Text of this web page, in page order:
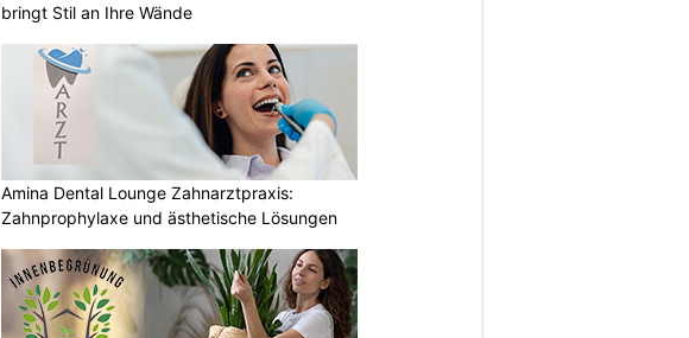
bringt Stil an Ihre Wände
Amina Dental Lounge Zahnarztpraxis:
Zahnprophylaxe und ästhetische Lösungen